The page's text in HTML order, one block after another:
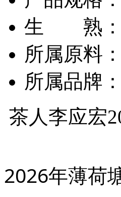
生 熟：
所属原料
所属品牌
茶人李应宏
2026年薄荷